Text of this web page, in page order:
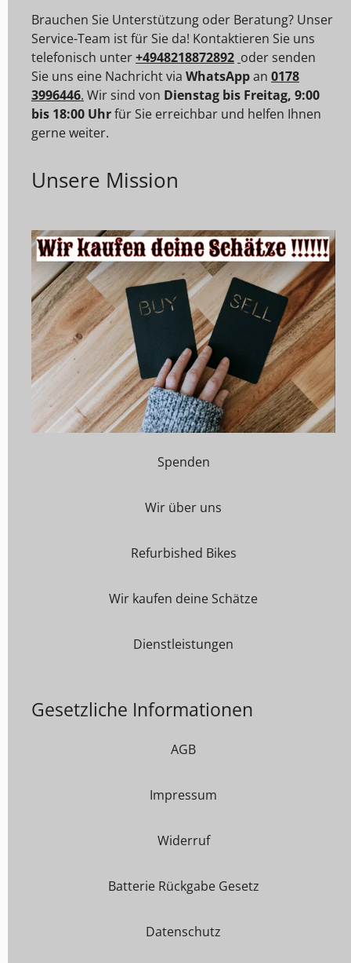
Brauchen Sie Unterstützung oder Beratung? Unser
Service-Team ist für Sie da! Kontaktieren Sie uns
telefonisch unter+4948218872892 oder senden
Sie uns eine Nachricht via WhatsAppan 0178
3996446. Wir sind von Dienstag bis Freitag, 9:00
bis 18:00 Uhrfür Sie erreichbar und helfen Ihnen
gerne weiter.
Unsere Mission
Spenden
Wir über uns
Refurbished Bikes
Wir kaufen deine Schätze
Dienstleistungen
Gesetzliche Informationen
AGB
Impressum
Widerruf
Batterie Rückgabe Gesetz
Datenschutz